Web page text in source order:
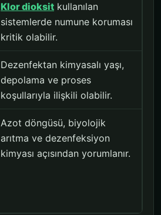
Klor dioksit kullanılan
sistemlerde numune koruması
kritik olabilir.
Dezenfektan kimyasalı yaşı,
depolama ve proses
koşullarıyla ilişkili olabilir.
Azot döngüsü, biyolojik
arıtma ve dezenfeksiyon
kimyası açısından yorumlanır.